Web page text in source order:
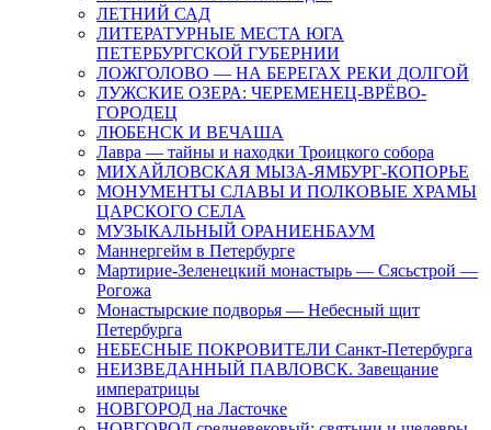
ЛЕТНИЙ САД
ЛИТЕРАТУРНЫЕ МЕСТА ЮГА
ПЕТЕРБУРГСКОЙ ГУБЕРНИИ
ЛОЖГОЛОВО — НА БЕРЕГАХ РЕКИ ДОЛГОЙ
ЛУЖСКИЕ ОЗЕРА: ЧЕРЕМЕНЕЦ-ВРЁВО-
ГОРОДЕЦ
ЛЮБЕНСК И ВЕЧАША
Лавра — тайны и находки Троицкого собора
МИХАЙЛОВСКАЯ МЫЗА-ЯМБУРГ-КОПОРЬЕ
МОНУМЕНТЫ СЛАВЫ И ПОЛКОВЫЕ ХРАМЫ
ЦАРСКОГО СЕЛА
МУЗЫКАЛЬНЫЙ ОРАНИЕНБАУМ
Маннергейм в Петербурге
Мартирие-Зеленецкий монастырь — Сясьстрой —
Рогожа
Монастырские подворья — Небесный щит
Петербурга
НЕБЕСНЫЕ ПОКРОВИТЕЛИ Санкт-Петербурга
НЕИЗВЕДАННЫЙ ПАВЛОВСК. Завещание
императрицы
НОВГОРОД на Ласточке